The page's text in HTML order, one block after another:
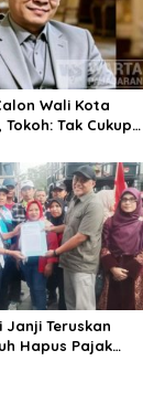
Wali Kota
Tokoh: Tak Cukup
Janji Teruskan
Hapus Pajak